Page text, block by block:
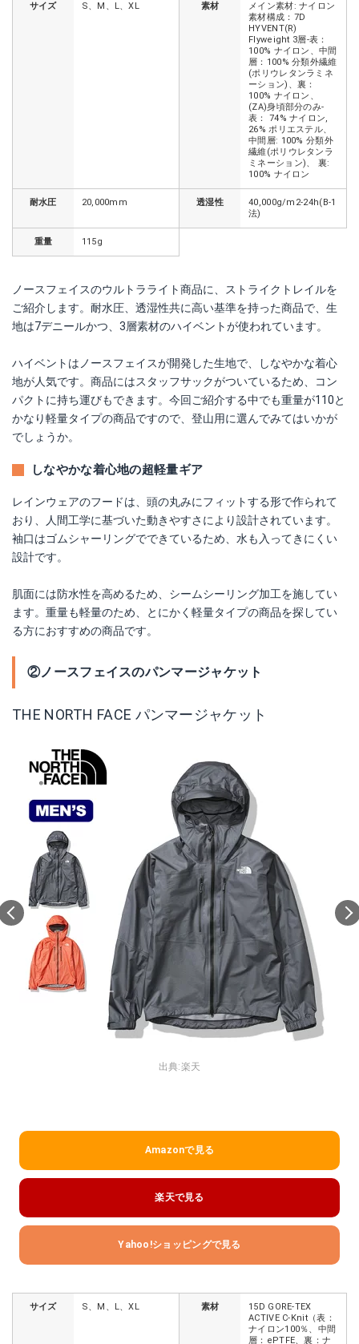
サイズ S、M、L、XL 素材
メイン素材: ナイロン
素材構成：7D
HYVENT(R)
Flyweight 3層-表：
100% ナイロン、中間
層：100% 分類外繊維
(ポリウレタンラミネ
ーション)、裏：
100% ナイロン、
(ZA)身頃部分のみ-
表： 74% ナイロン,
26% ポリエステル、
中間層: 100% 分類外
繊維(ポリウレタンラ
ミネーション)、 裏:
100% ナイロン
耐水圧 20,000mm 透湿性
40,000g/m2-24h(B-1
法)
重量 115g
ノースフェイスのウルトラライト商品に、ストライクトレイルを
ご紹介します。耐水圧、透湿性共に高い基準を持った商品で、生
地は7デニールかつ、3層素材のハイベントが使われています。
ハイベントはノースフェイスが開発した生地で、しなやかな着心
地が人気です。商品にはスタッフサックがついているため、コン
パクトに持ち運びもできます。今回ご紹介する中でも重量が110と
かなり軽量タイプの商品ですので、登山用に選んでみてはいかが
でしょうか。
しなやかな着心地の超軽量ギア
レインウェアのフードは、頭の丸みにフィットする形で作られて
おり、人間工学に基づいた動きやすさにより設計されています。
袖口はゴムシャーリングでできているため、水も入ってきにくい
設計です。
肌面には防水性を高めるため、シームシーリング加工を施してい
ます。重量も軽量のため、とにかく軽量タイプの商品を探してい
る方におすすめの商品です。
②ノースフェイスのパンマージャケット
THE NORTH FACE パンマージャケット
出典:楽天
Amazonで見る
楽天で見る
Yahoo!ショッピングで見る
サイズ S、M、L、XL 素材
15D GORE-TEX
ACTIVE C-Knit（表：
ナイロン100％、中間
層：ePTFE、裏：ナ